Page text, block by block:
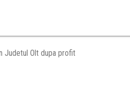
Judetul Olt dupa profit